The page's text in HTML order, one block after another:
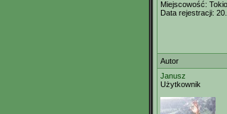
Miejscowość: Tokio
Data rejestracji:
Autor
Janusz
Użytkownik